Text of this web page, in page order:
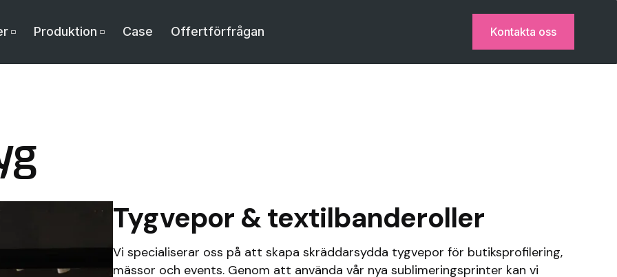
Produktion Case Offertförfrågan Kontakta oss
Tygvepor & textilbanderoller
Vi specialiserar oss på att skapa skräddarsydda tygvepor för butiksprofilering,
mässor och events. Genom att använda vår nya sublimeringsprinter kan vi